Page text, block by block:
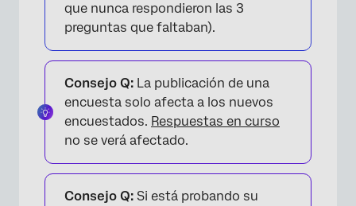
que nunca respondieron las 3
preguntas que faltaban).
Consejo Q: La publicación de una
encuesta solo afecta a los nuevos
encuestados. Respuestas en curso
no se verá afectado.
Consejo Q: Si está probando su